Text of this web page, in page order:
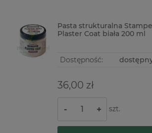
Pasta strukturalna
Plaster Coat biała 200 ml
Dostępność:
36,00 zł
- + szt.